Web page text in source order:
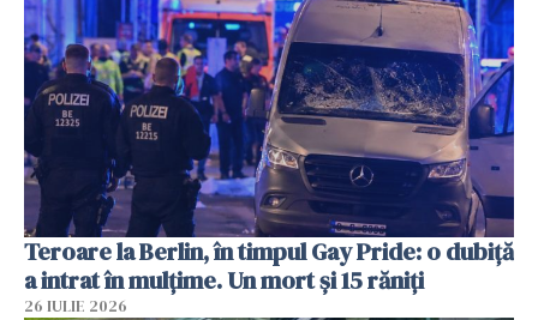
Teroare la Berlin, în timpul Gay Pride: o dubiță
a intrat în mulțime. Un mort și 15 răniți
26 IULIE 2026